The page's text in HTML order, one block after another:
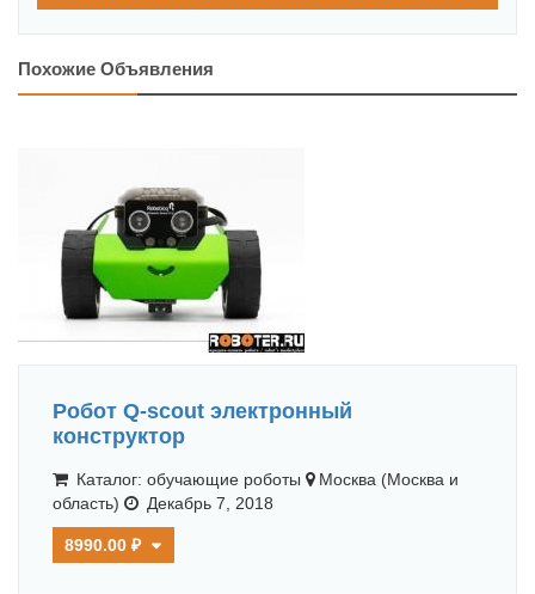
Похожие Объявления
Робот Q-scout электронный
конструктор
Каталог: обучающие роботы
Москва (Москва и
область)
Декабрь 7, 2018
8990.00 ₽